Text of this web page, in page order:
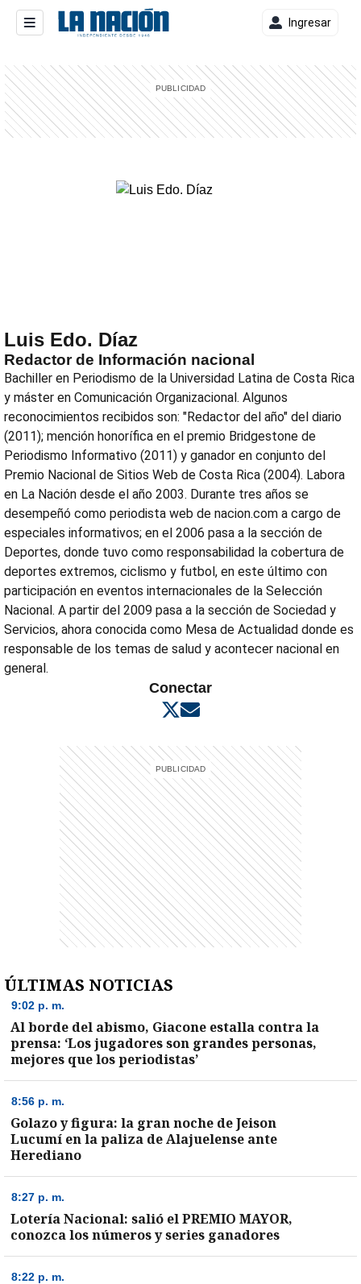
Ingresar
Luis Edo. Díaz
Redactor de Información nacional
Bachiller en Periodismo de la Universidad Latina de Costa Rica
y máster en Comunicación Organizacional. Algunos
reconocimientos recibidos son: "Redactor del año" del diario
(2011); mención honorífica en el premio Bridgestone de
Periodismo Informativo (2011) y ganador en conjunto del
Premio Nacional de Sitios Web de Costa Rica (2004). Labora
en La Nación desde el año 2003. Durante tres años se
desempeñó como periodista web de nacion.com a cargo de
especiales informativos; en el 2006 pasa a la sección de
Deportes, donde tuvo como responsabilidad la cobertura de
deportes extremos, ciclismo y futbol, en este último con
participación en eventos internacionales de la Selección
Nacional. A partir del 2009 pasa a la sección de Sociedad y
Servicios, ahora conocida como Mesa de Actualidad donde es
responsable de los temas de salud y acontecer nacional en
general.
Conectar
Opens in new window
ÚLTIMAS NOTICIAS
9:02 p. m.
Al borde del abismo, Giacone estalla contra la
prensa: ‘Los jugadores son grandes personas,
mejores que los periodistas’
8:56 p. m.
Golazo y figura: la gran noche de Jeison
Lucumí en la paliza de Alajuelense ante
Herediano
8:27 p. m.
Lotería Nacional: salió el PREMIO MAYOR,
conozca los números y series ganadores
8:22 p. m.